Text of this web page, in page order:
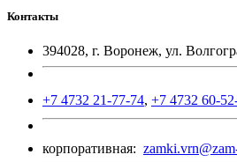
Контакты
394028, г. Воронеж, ул.
+7 4732 21-77-74, +7 4732 60-
корпоративная: